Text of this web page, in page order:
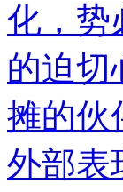
化，势
的迫切
摊的伙
外部表